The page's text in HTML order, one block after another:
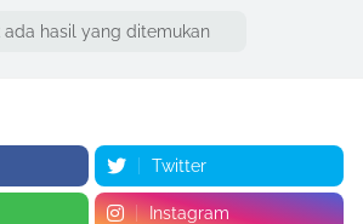
ada hasil yang ditemukan
Twitter
Instagram